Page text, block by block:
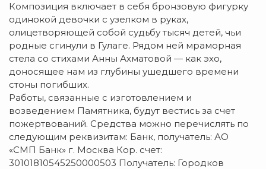
Композиция включает в себя бронзовую фигурку
одинокой девочки с узелком в руках,
олицетворяющей собой судьбу тысяч детей, чьи
родные сгинули в Гулаге. Рядом ней мраморная
стела со стихами Анны Ахматовой — как эхо,
доносящее нам из глубины ушедшего времени
стоны погибших.
Работы, связанные с изготовлением и
возведением Памятника, будут вестись за счет
пожертвований. Средства можно перечислять по
следующим реквизитам: Банк, получатель: АО
«СМП Банк» г. Москва Кор. счет:
30101810545250000503 Получатель: Городков